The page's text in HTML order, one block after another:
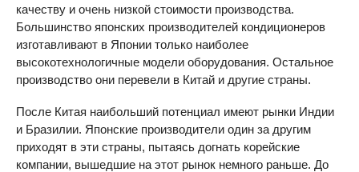
качеству и очень низкой стоимости производства.
Большинство японских производителей кондиционеров
изготавливают в Японии только наиболее
высокотехнологичные модели оборудования. Остальное
производство они перевели в Китай и другие страны.
После Китая наибольший потенциал имеют рынки Индии
и Бразилии. Японские производители один за другим
приходят в эти страны, пытаясь догнать корейские
компании, вышедшие на этот рынок немного раньше. До